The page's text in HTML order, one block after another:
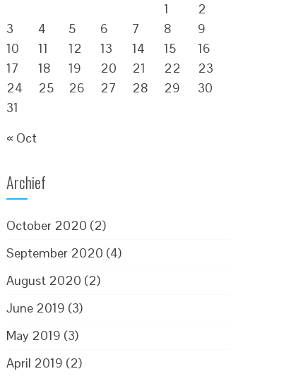
1
2
3
4 5 6 7 8
9
10
11 12 13 14 15
16
17
18 19 20 21 22
23
24
25 26 27 28 29
30
31
« Oct
Archief
October 2020 (2)
September 2020 (4)
August 2020 (2)
June 2019 (3)
May 2019 (3)
April 2019 (2)